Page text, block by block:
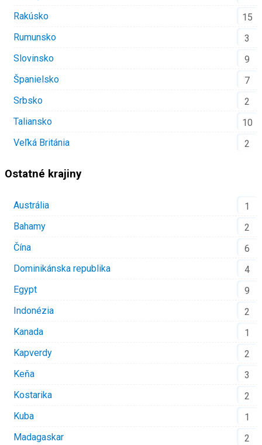
Rakúsko
15
Rumunsko
3
Slovinsko
9
Španielsko
7
Srbsko
2
Taliansko
10
Veľká Británia
2
Ostatné krajiny
Austrália
1
Bahamy
2
Čína
6
Dominikánska republika
4
Egypt
9
Indonézia
2
Kanada
1
Kapverdy
2
Keňa
3
Kostarika
2
Kuba
1
Madagaskar
2